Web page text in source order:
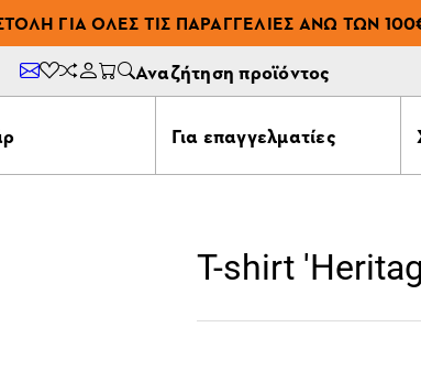
ΓΙΑ ΌΛΕΣ ΤΙΣ ΠΑΡΑΓΓΕΛΊΕΣ ΆΝΩ ΤΩΝ
Αναζήτηση προϊόντος
Για επαγγελματίες
T-shirt